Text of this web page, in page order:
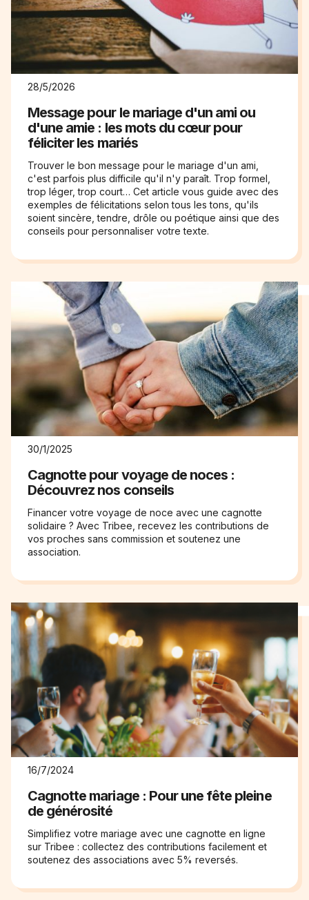
28/5/2026
Message pour le mariage d'un ami ou
d'une amie : les mots du cœur pour
féliciter les mariés
Trouver le bon message pour le mariage d'un ami,
c'est parfois plus difficile qu'il n'y paraît. Trop formel,
trop léger, trop court… Cet article vous guide avec des
exemples de félicitations selon tous les tons, qu'ils
soient sincère, tendre, drôle ou poétique ainsi que des
conseils pour personnaliser votre texte.
30/1/2025
Cagnotte pour voyage de noces :
Découvrez nos conseils
Financer votre voyage de noce avec une cagnotte
solidaire ? Avec Tribee, recevez les contributions de
vos proches sans commission et soutenez une
association.
16/7/2024
Cagnotte mariage : Pour une fête pleine
de générosité
Simplifiez votre mariage avec une cagnotte en ligne
sur Tribee : collectez des contributions facilement et
soutenez des associations avec 5% reversés.